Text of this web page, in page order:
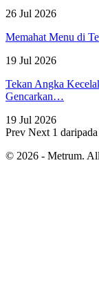
26 Jul 2026
Memahat Menu di
19 Jul 2026
Tekan Angka
Gencarkan…
19 Jul 2026
Prev Next 1
© 2026 - Metrum.